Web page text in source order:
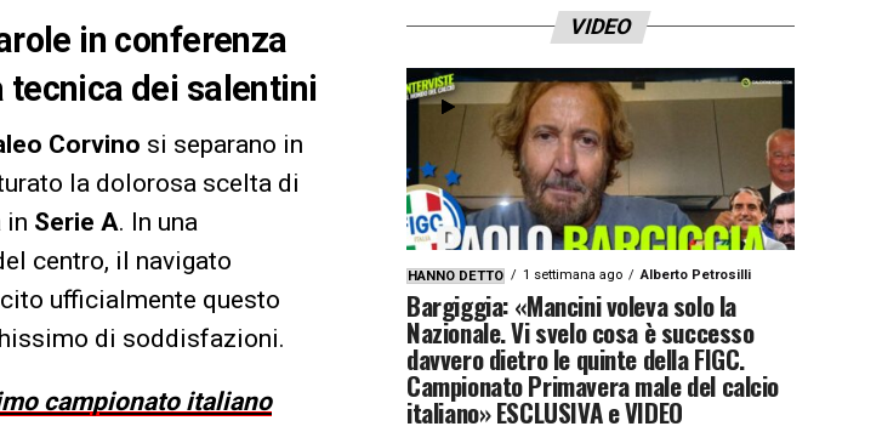
in conferenza
tecnica dei salentini
Corvino si separano in
la dolorosa scelta di
in Serie A. In una
centro, il navigato
ufficialmente questo
di soddisfazioni.
campionato italiano
VIDEO
HANNO DETTO 1 settimana ago Alberto Petrosilli
Bargiggia: «Mancini voleva solo la
Nazionale. Vi svelo cosa è successo
davvero dietro le quinte della FIGC.
Campionato Primavera male del calcio
italiano» ESCLUSIVA e VIDEO